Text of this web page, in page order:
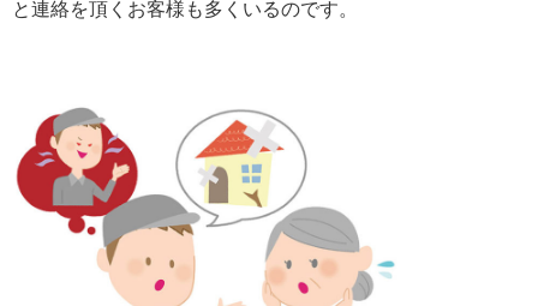
と連絡を頂くお客様も多くいるのです。